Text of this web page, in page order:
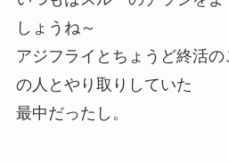
しょうね～
アジフライとちょうど終活
の人とやり取りしていた
最中だったし。